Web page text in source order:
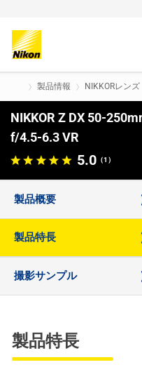
製品情報 NIKKORレンズ
NIKKOR Z DX 50-
f/4.5-6.3 VR
5.0 （1）
製品概要
製品特長
撮影サンプル
製品特長